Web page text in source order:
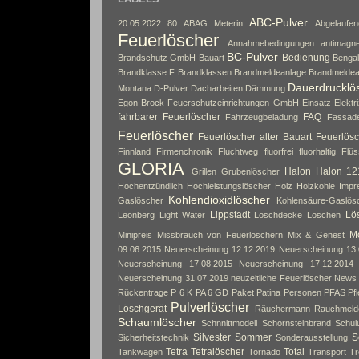
20.05.2022 80 ABAG Meterin ABC-Pulver
Feuerlöscher
Annahmebedingungen
Brandschutz GmbH Bauart BC-Pulver Bedienung
Brandklasse F Brandklassen Brandmeldeanlage
Montana D-Pulver Dacharbeiten Dämmung
Egon Brock Feuerschutzeinrichtungen GmbH Einsatz
fahrbarer Feuerlöscher Fahrzeugbeladung FAQ
Feuerlöscher Feuerlöscher alter Bauart
Finnland
Firmenchronik Fluchtweg fluorfrei fluorhaltig
GLORIA Grillen Grubenlöscher Halon Halon
Hochentzündlich Hochleistungslöscher Holz Holzkohle
Gaslöscher Kohlendioxidlöscher Kohlensäure-
Leonberg Light Water Lippstadt Löschdecke Löschen
Minipreis Missbrauch von Feuerlöschern Mix & Genest
09.06.2015 Neuerscheinung 12.12.2019 Neuerscheinung
Neuerscheinung 17.08.2015
Neuerscheinung 17.12.2014
Neuerscheinung 31.07.2019 neuzeitliche Feuerlöscher News
Rückentrage P 6 K PA 6 GD Paket Patina Personen PFAS
Löschgerät Pulverlöscher Räuchermann
Schaumlöscher Schnnittmodell Schornsteinbrand
Sicherheitstechnik Silvester Sommer Sonderausstellung
Tankwagen Tetra Tetralöscher Tornado Total Transport